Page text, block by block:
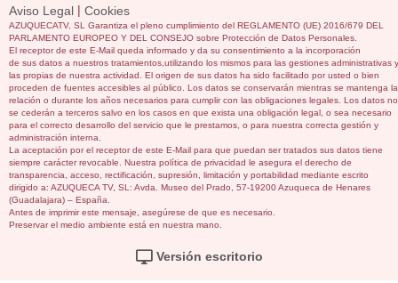
Aviso Legal | Cookies
AZUQUECATV, SL Garantiza el pleno cumplimiento del REGLAMENTO (UE) 2016/679 DEL
PARLAMENTO EUROPEO Y DEL CONSEJO sobre Protección de Datos Personales.
El receptor de este E-Mail queda informado y da su consentimiento a la incorporación
de sus datos a nuestros tratamientos,utilizando los mismos para las gestiones administrativas y
las propias de nuestra actividad. El origen de sus datos ha sido facilitado por usted o bien
proceden de fuentes accesibles al público. Los datos se conservarán mientras se mantenga la
relación o durante los años necesarios para cumplir con las obligaciones legales. Los datos no
se cederán a terceros salvo en los casos en que exista una obligación legal, o sea necesario
para el correcto desarrollo del servicio que le prestamos, o para nuestra correcta gestión y
administración interna.
La aceptación por el receptor de este E-Mail para que puedan ser tratados sus datos tiene
siempre carácter revocable. Nuestra política de privacidad le asegura el derecho de
transparencia, acceso, rectificación, supresión, limitación y portabilidad mediante escrito
dirigido a: AZUQUECA TV, SL: Avda. Museo del Prado, 57-19200 Azuqueca de Henares
(Guadalajara) – España.
Antes de imprimir este mensaje, asegúrese de que es necesario.
Preservar el medio ambiente está en nuestra mano.
Versión escritorio